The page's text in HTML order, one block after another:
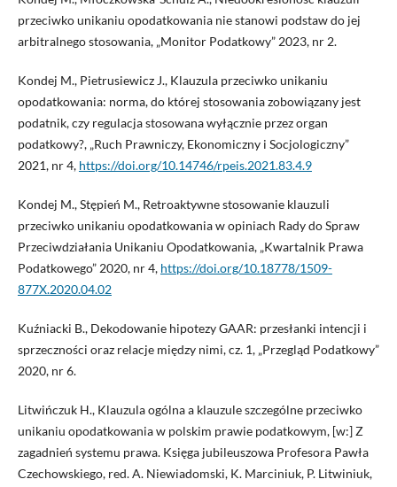
przeciwko unikaniu opodatkowania nie stanowi podstaw do jej
arbitralnego stosowania, „Monitor Podatkowy” 2023, nr 2.
Kondej M., Pietrusiewicz J., Klauzula przeciwko unikaniu
opodatkowania: norma, do której stosowania zobowiązany jest
podatnik, czy regulacja stosowana wyłącznie przez organ
podatkowy?, „Ruch Prawniczy, Ekonomiczny i Socjologiczny”
2021, nr 4, https://doi.org/10.14746/rpeis.2021.83.4.9
Kondej M., Stępień M., Retroaktywne stosowanie klauzuli
przeciwko unikaniu opodatkowania w opiniach Rady do Spraw
Przeciwdziałania Unikaniu Opodatkowania, „Kwartalnik Prawa
Podatkowego” 2020, nr 4, https://doi.org/10.18778/1509-
877X.2020.04.02
Kuźniacki B., Dekodowanie hipotezy GAAR: przesłanki intencji i
sprzeczności oraz relacje między nimi, cz. 1, „Przegląd Podatkowy”
2020, nr 6.
Litwińczuk H., Klauzula ogólna a klauzule szczególne przeciwko
unikaniu opodatkowania w polskim prawie podatkowym, [w:] Z
zagadnień systemu prawa. Księga jubileuszowa Profesora Pawła
Czechowskiego, red. A. Niewiadomski, K. Marciniuk, P. Litwiniuk,